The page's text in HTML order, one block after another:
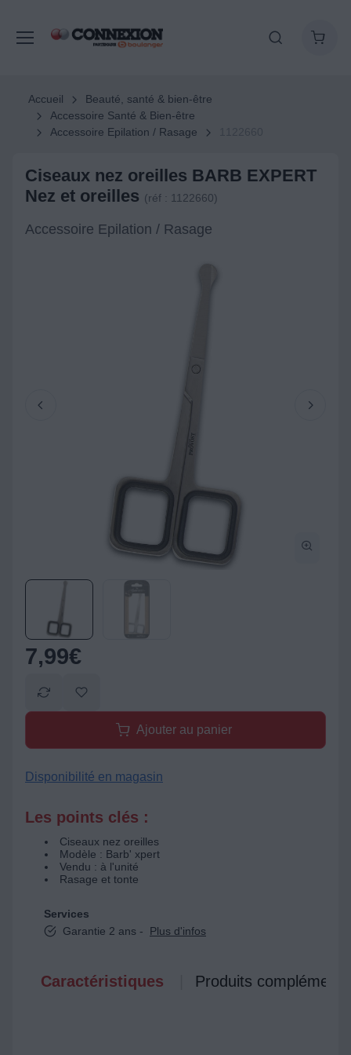
Accueil
Beauté, santé & bien-être
Accessoire Santé & Bien-être
Accessoire Epilation / Rasage
Ciseaux nez oreilles BARB EXPERT
Nez et oreilles (réf : 1122660)
Accessoire Epilation / Rasage
7,99€
Ajouter au panier
Disponibilité en magasin
Les points clés :
Ciseaux nez oreilles
Modèle : Barb' xpert
Vendu : à l'unité
Rasage et tonte
Services
Garantie 2 ans -
Plus d'infos
Caractéristiques Produits